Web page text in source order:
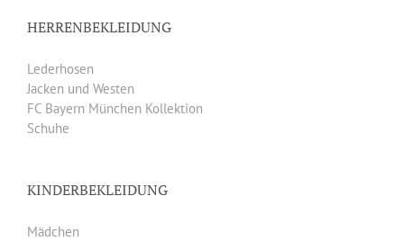
HERRENBEKLEIDUNG
Lederhosen
Jacken und Westen
FC Bayern München Kollektion
Schuhe
KINDERBEKLEIDUNG
Mädchen